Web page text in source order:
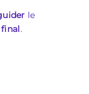
le
.